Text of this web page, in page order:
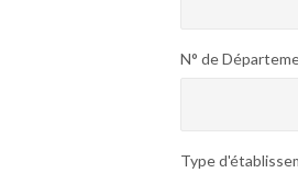
N° de
Type